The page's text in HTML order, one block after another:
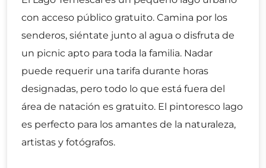
con acceso público gratuito. Camina por los
senderos, siéntate junto al agua o disfruta de
un picnic apto para toda la familia. Nadar
puede requerir una tarifa durante horas
designadas, pero todo lo que está fuera del
área de natación es gratuito. El pintoresco lago
es perfecto para los amantes de la naturaleza,
artistas y fotógrafos.